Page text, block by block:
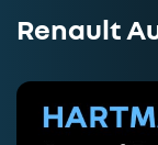
Renault